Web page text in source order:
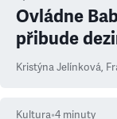
Ovládne
přibude
Kristýna Jelínková,
Kultura•4 minuty